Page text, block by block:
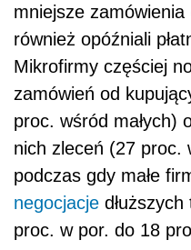
mniejsze
również opóźniali
Mikrofirmy częściej
zamówień od
proc. wśród małych)
nich zleceń (27 proc.
podczas gdy małe
negocjacje
proc. w por. do 18